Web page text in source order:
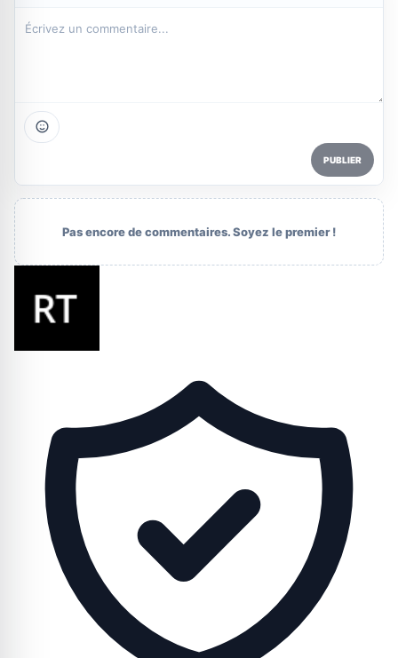
PUBLIER
Pas encore de commentaires. Soyez le premier !